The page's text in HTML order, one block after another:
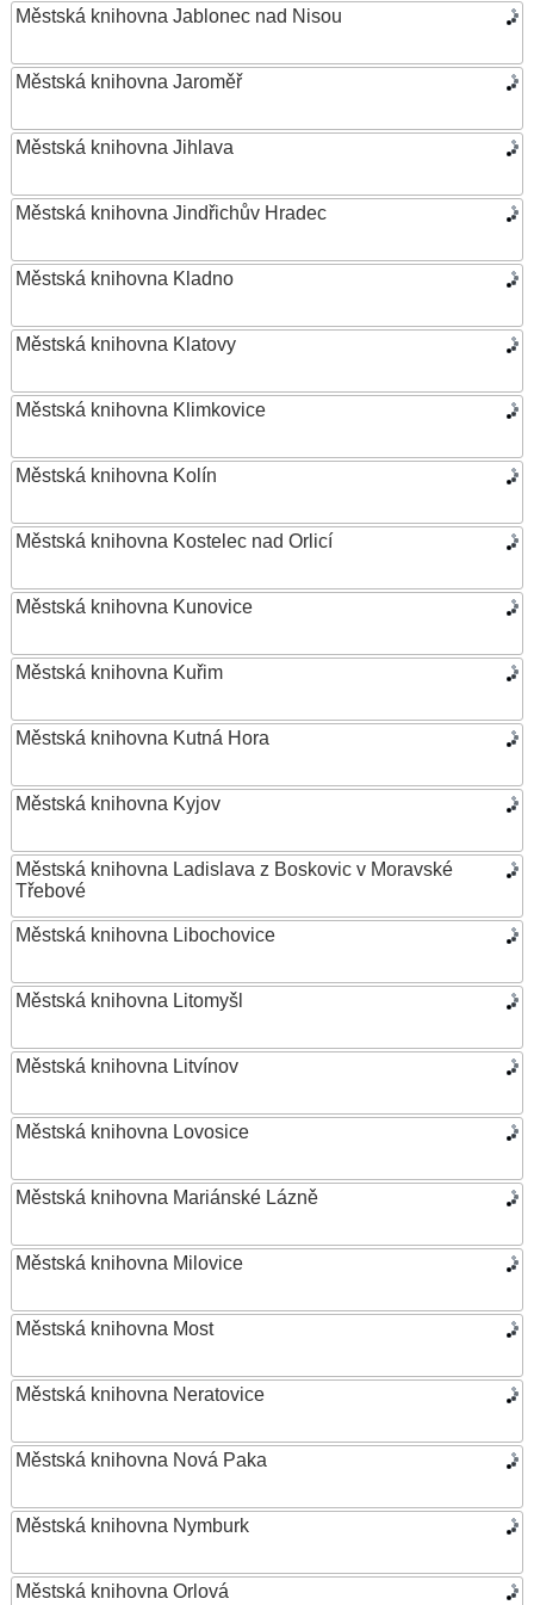
Městská knihovna Jablonec nad Nisou
Městská knihovna Jaroměř
Městská knihovna Jihlava
Městská knihovna Jindřichův Hradec
Městská knihovna Kladno
Městská knihovna Klatovy
Městská knihovna Klimkovice
Městská knihovna Kolín
Městská knihovna Kostelec nad Orlicí
Městská knihovna Kunovice
Městská knihovna Kuřim
Městská knihovna Kutná Hora
Městská knihovna Kyjov
Městská knihovna Ladislava z Boskovic v Moravské
Třebové
Městská knihovna Libochovice
Městská knihovna Litomyšl
Městská knihovna Litvínov
Městská knihovna Lovosice
Městská knihovna Mariánské Lázně
Městská knihovna Milovice
Městská knihovna Most
Městská knihovna Neratovice
Městská knihovna Nová Paka
Městská knihovna Nymburk
Městská knihovna Orlová